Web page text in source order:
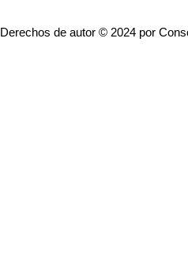
Derechos de autor © 2024 por